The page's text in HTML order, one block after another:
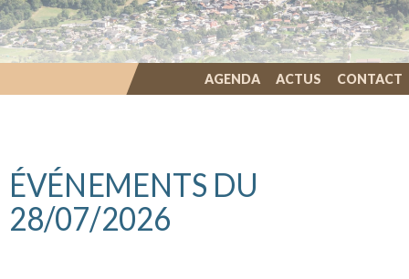
AGENDA ACTUS CONTACT
ÉVÉNEMENTS DU
28/07/2026